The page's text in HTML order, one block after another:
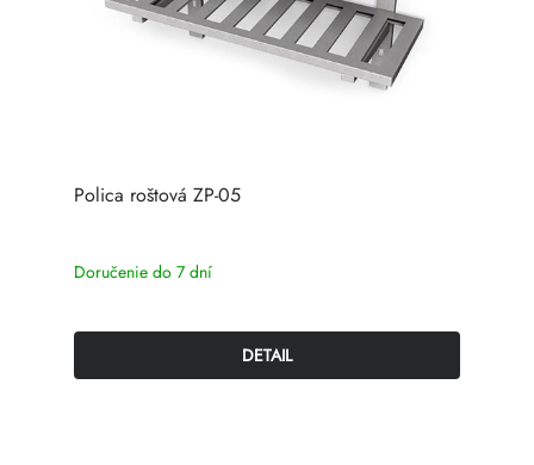
Polica roštová ZP-05
Doručenie do 7 dní
DETAIL